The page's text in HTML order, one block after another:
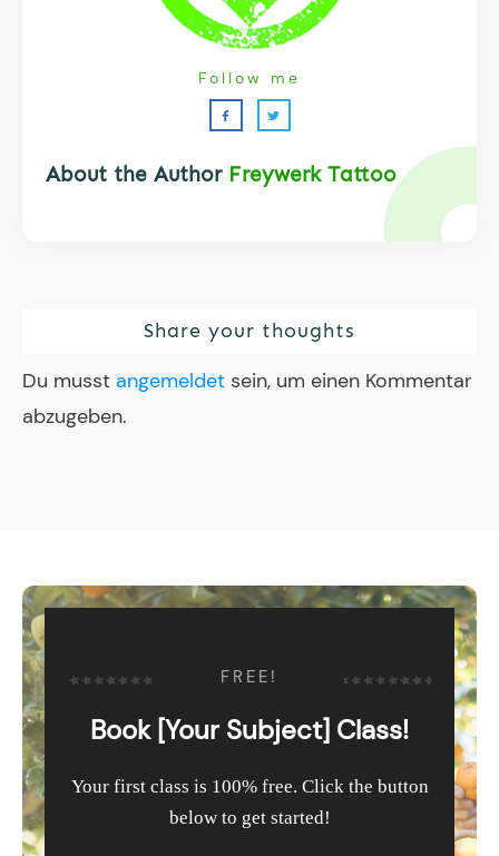
About the Author Freywerk Tattoo
Follow me
Share your thoughts
Du musst angemeldet sein, um einen Kommentar
abzugeben.
FREE!
Book [Your Subject] Class!
Your first class is 100% free. Click the button
below to get started!